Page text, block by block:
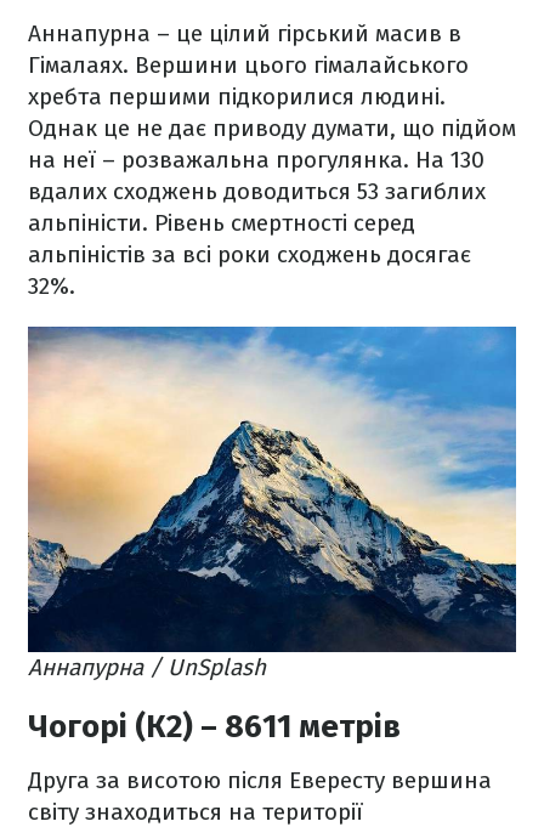
Аннапурна – це цілий гірський масив в
Гімалаях. Вершини цього гімалайського
хребта першими підкорилися людині.
Однак це не дає приводу думати, що підйом
на неї – розважальна прогулянка. На 130
вдалих сходжень доводиться 53 загиблих
альпіністи. Рівень смертності серед
альпіністів за всі роки сходжень досягає
32%.
Аннапурна / UnSplash
Чогорі (К2) – 8611 метрів
Друга за висотою після Евересту вершина
світу знаходиться на території